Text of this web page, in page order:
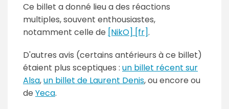
Ce billet a donné lieu a des réactions
multiples, souvent enthousiastes,
notamment celle de [NikO] [fr].
D'autres avis (certains antérieurs à ce billet)
étaient plus sceptiques : un billet récent sur
Alsa,un billet de Laurent Denis, ou encore ou
de Yeca.